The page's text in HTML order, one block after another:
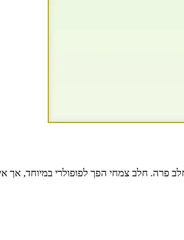
פרה. חלב צמחי הפך לפופולרי במיוחד,